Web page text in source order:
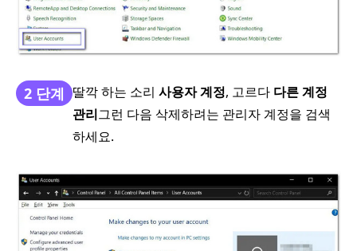
2 단계 딸깍 하는 소리 사용자 계정, 고르다 다른 계정
관리그런 다음 삭제하려는 관리자 계정을 검색
하세요.